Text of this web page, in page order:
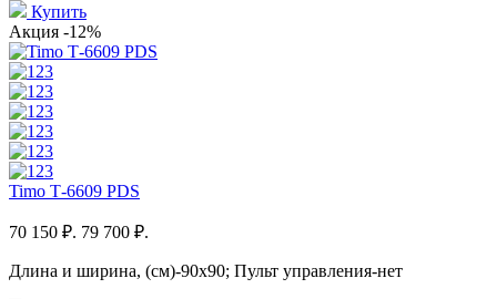
Купить
Акция -12%
Timo Т-6609 PDS
70 150 ₽. 79 700 ₽.
Длина и ширина, (см)-90x90; Пульт управления-нет